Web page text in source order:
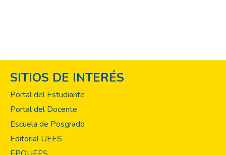
SITIOS DE INTERÉS
Portal del Estudiante
Portal del Docente
Escuela de Posgrado
Editorial UEES